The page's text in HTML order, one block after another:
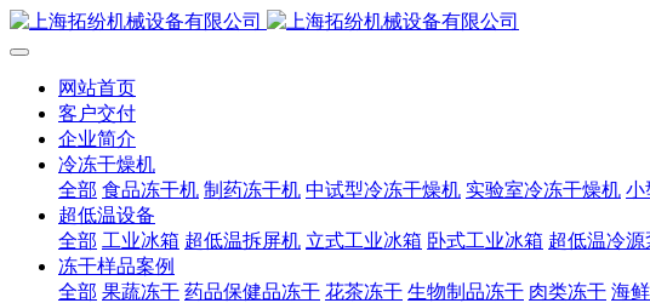
网站首页
客户交付
企业简介
冷冻干燥机
全部 食品冻干机 制药冻干机 中试型冷冻干燥机 实验室冷冻干燥机 小
超低温设备
全部 工业冰箱 超低温拆屏机 立式工业冰箱 卧式工业冰箱 超低温冷源
冻干样品案例
全部 果蔬冻干 药品保健品冻干 花茶冻干 生物制品冻干 肉类冻干 海